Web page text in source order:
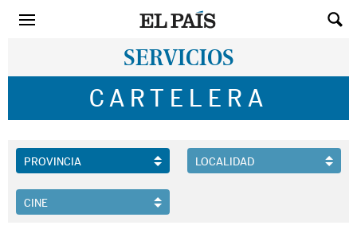
SERVICIOS
CARTELERA